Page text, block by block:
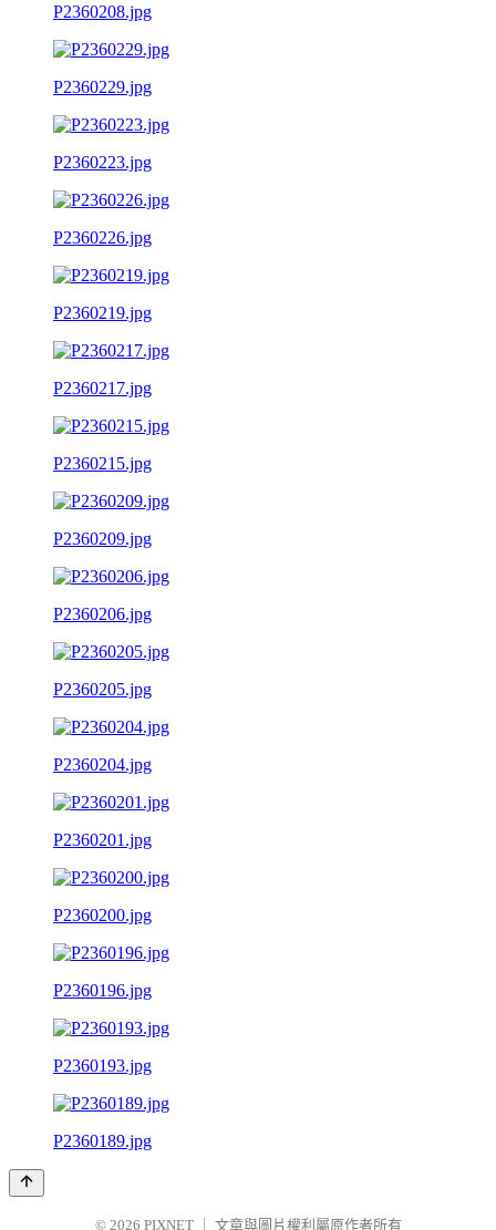
P2360208.jpg
P2360229.jpg
P2360223.jpg
P2360226.jpg
P2360219.jpg
P2360217.jpg
P2360215.jpg
P2360209.jpg
P2360206.jpg
P2360205.jpg
P2360204.jpg
P2360201.jpg
P2360200.jpg
P2360196.jpg
P2360193.jpg
P2360189.jpg
© 2026 PIXNET 文章與圖片權利屬原作者所有